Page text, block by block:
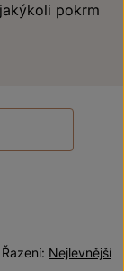
pokrm
Nejlevnější
Řazení: